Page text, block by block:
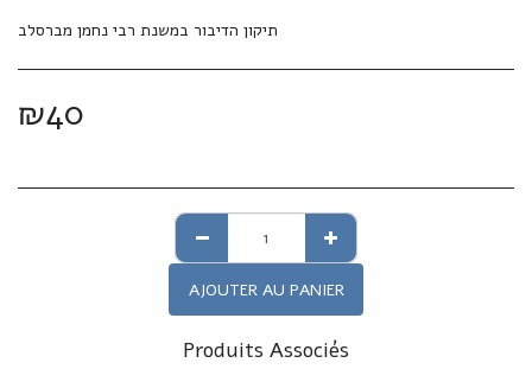
תיקון הדיבור במשנת רבי נחמן מברסלב
₪40
AJOUTER AU PANIER
Produits Associés